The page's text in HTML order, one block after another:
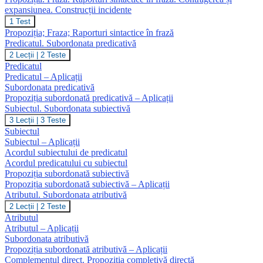
expansiunea. Construcții incidente
Propoziția.
Fraza.
Raporturi
sintactice
în
frază.
Contragerea
și
expansiunea.
Construcții
incidente
1 Test
Propoziția; Fraza; Raporturi sintactice în frază
Predicatul. Subordonata predicativă
Predicatul.
Subordonata
predicativă
2 Lecții 2 Teste
Predicatul
Predicatul – Aplicații
Subordonata predicativă
Propoziția subordonată predicativă – Aplicații
Subiectul. Subordonata subiectivă
Subiectul.
Subordonata
subiectivă
3 Lecții 3 Teste
Subiectul
Subiectul – Aplicații
Acordul subiectului de predicatul
Acordul predicatului cu subiectul
Propoziția subordonată subiectivă
Propoziția subordonată subiectivă – Aplicații
Atributul. Subordonata atributivă
Atributul.
Subordonata
atributivă
2 Lecții 2 Teste
Atributul
Atributul – Aplicații
Subordonata atributivă
Propoziția subordonată atributivă – Aplicații
Complementul direct. Propoziția completivă directă